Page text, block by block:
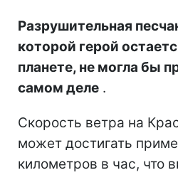
Разрушительная
которой герой
планете, не могла бы
самом деле .
Скорость ветра на
может достигать
километров в час, что